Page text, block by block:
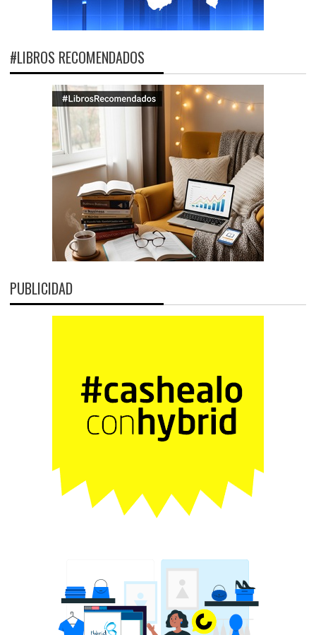
#LIBROS RECOMENDADOS
PUBLICIDAD